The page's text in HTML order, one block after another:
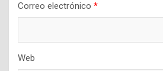
Correo electrónico *
Web